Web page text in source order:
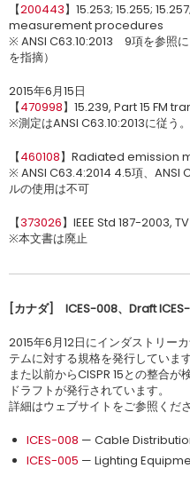
【200443】15.253; 15.255;
measurement procedures
※ ANSI C63.10:2013 9項を参照
を指摘）
2015年6月15日
【470998】15.239, Part 15 FM
※測定はANSI C63.10:2013に従う
【460108】Radiated emission
※ ANSI C63.4:2014 4.5項、ANSI
ルの使用は不可
【373026】IEEE Std 187-2003,
※本文書は廃止
[カナダ] ICES-008、 Draft
2015年6月12日にインダストリー
テムに対する規格を発行しています
また以前からCISPR 15との整合
ドラフトが発行されています。
詳細はウェブサイトをご参照くだ
ICES-008 — Cable
ICES-005 — Lighting